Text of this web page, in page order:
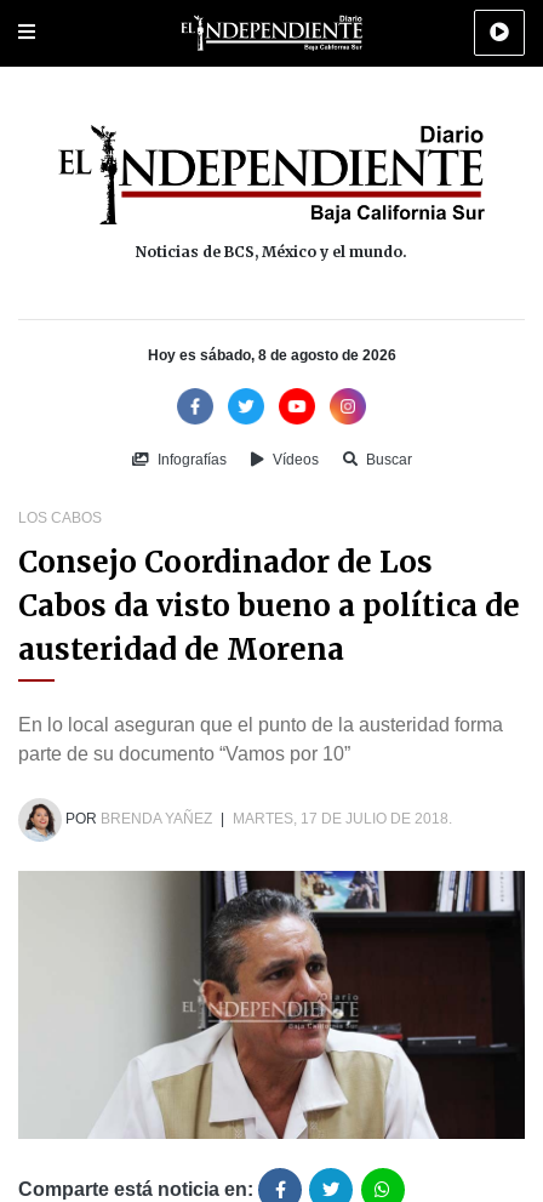
Portada Los Cabos Policiaca Deportes Cultura
Noticias de BCS, México y el mundo.
Hoy es sábado, 8 de agosto de 2026
Infografías Vídeos Buscar
LOS CABOS
Consejo Coordinador de Los
Cabos da visto bueno a política de
austeridad de Morena
En lo local aseguran que el punto de la austeridad forma
parte de su documento “Vamos por 10”
POR BRENDA YAÑEZ MARTES, 17 DE JULIO DE 2018.
Comparte está noticia en: